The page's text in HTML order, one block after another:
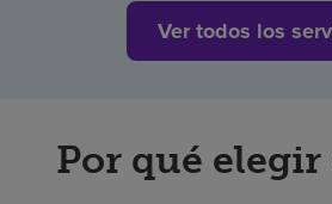
Ver todos los
Por qué elegir